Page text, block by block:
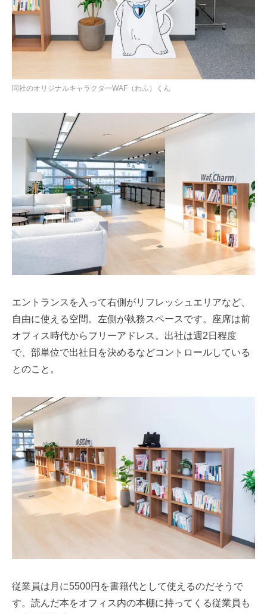
同社のオリジナルキャラクターWAF（わふ）くん
エントランスを入って右側がリフレッシュエリアなど、
自由に使える空間。左側が執務スペースです。座席は前
オフィス時代からフリーアドレス。出社は週2日程度
で、部単位で出社日を決めるなどコントロールしている
とのこと。
従業員は月に5500円を書籍代として使えるのだそうで
す。読んだ本をオフィス内の本棚に持ってくる従業員も